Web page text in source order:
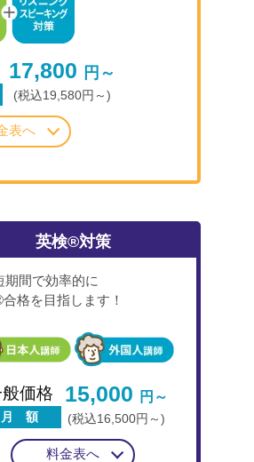
17,800 円～
(税込19,580円～)
表へ
英検®対策
期間で効率的に
格を目指します！
価格
月 額
15,000 円～
(税込16,500円～)
料金表へ